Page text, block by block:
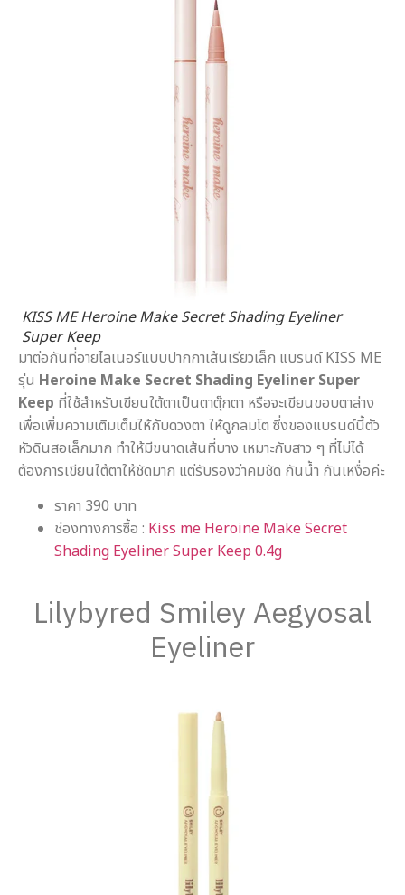
KISS ME Heroine Make Secret Shading Eyeliner
Super Keep
มาต่อกันที่อายไลเนอร์แบบปากกาเส้นเรียวเล็ก แบรนด์ KISS ME
รุ่น Heroine Make Secret Shading Eyeliner Super
Keep ที่ใช้สำหรับเขียนใต้ตาเป็นตาตุ๊กตา หรือจะเขียนขอบตาล่าง
เพื่อเพิ่มความเติมเต็มให้กับดวงตา ให้ดูกลมโต ซึ่งของแบรนด์นี้ตัว
หัวดินสอเล็กมาก ทำให้มีขนาดเส้นที่บาง เหมาะกับสาว ๆ ที่ไม่ได้
ต้องการเขียนใต้ตาให้ชัดมาก แต่รับรองว่าคมชัด กันน้ำ กันเหงื่อค่ะ
ราคา 390 บาท
ช่องทางการซื้อ : Kiss me Heroine Make Secret
Shading Eyeliner Super Keep 0.4g
Lilybyred Smiley Aegyosal
Eyeliner